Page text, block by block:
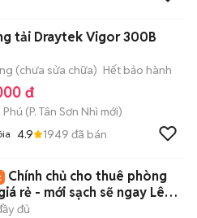
tải Draytek Vigor 300B
(chưa sửa chữa) Hết bảo hành
đ
Phú (P. Tân Sơn Nhì mới)
4.9 1949 đã bán
Chính chủ cho thuê phòng
rẻ - mới sạch sẽ ngay Lê
đủ